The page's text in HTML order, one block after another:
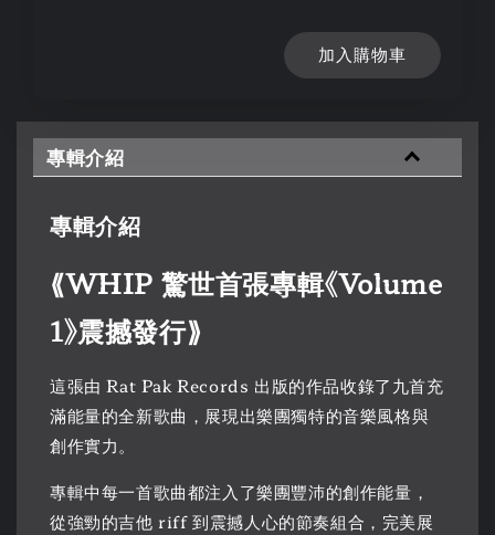
加入購物車
專輯介紹
專輯介紹
⟪WHIP 驚世首張專輯《Volume
1》震撼發行⟫
這張由 Rat Pak Records 出版的作品收錄了九首充
滿能量的全新歌曲，展現出樂團獨特的音樂風格與
創作實力。
專輯中每一首歌曲都注入了樂團豐沛的創作能量，
從強勁的吉他 riff 到震撼人心的節奏組合，完美展